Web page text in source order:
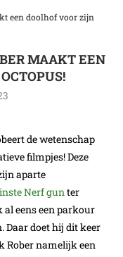
een doolhof voor zijn
MAAKT EEN
de wetenschap
filmpjes! Deze
aparte
Nerf gunter
al eens een parkour
Daar doet hij dit keer
Rober namelijk een